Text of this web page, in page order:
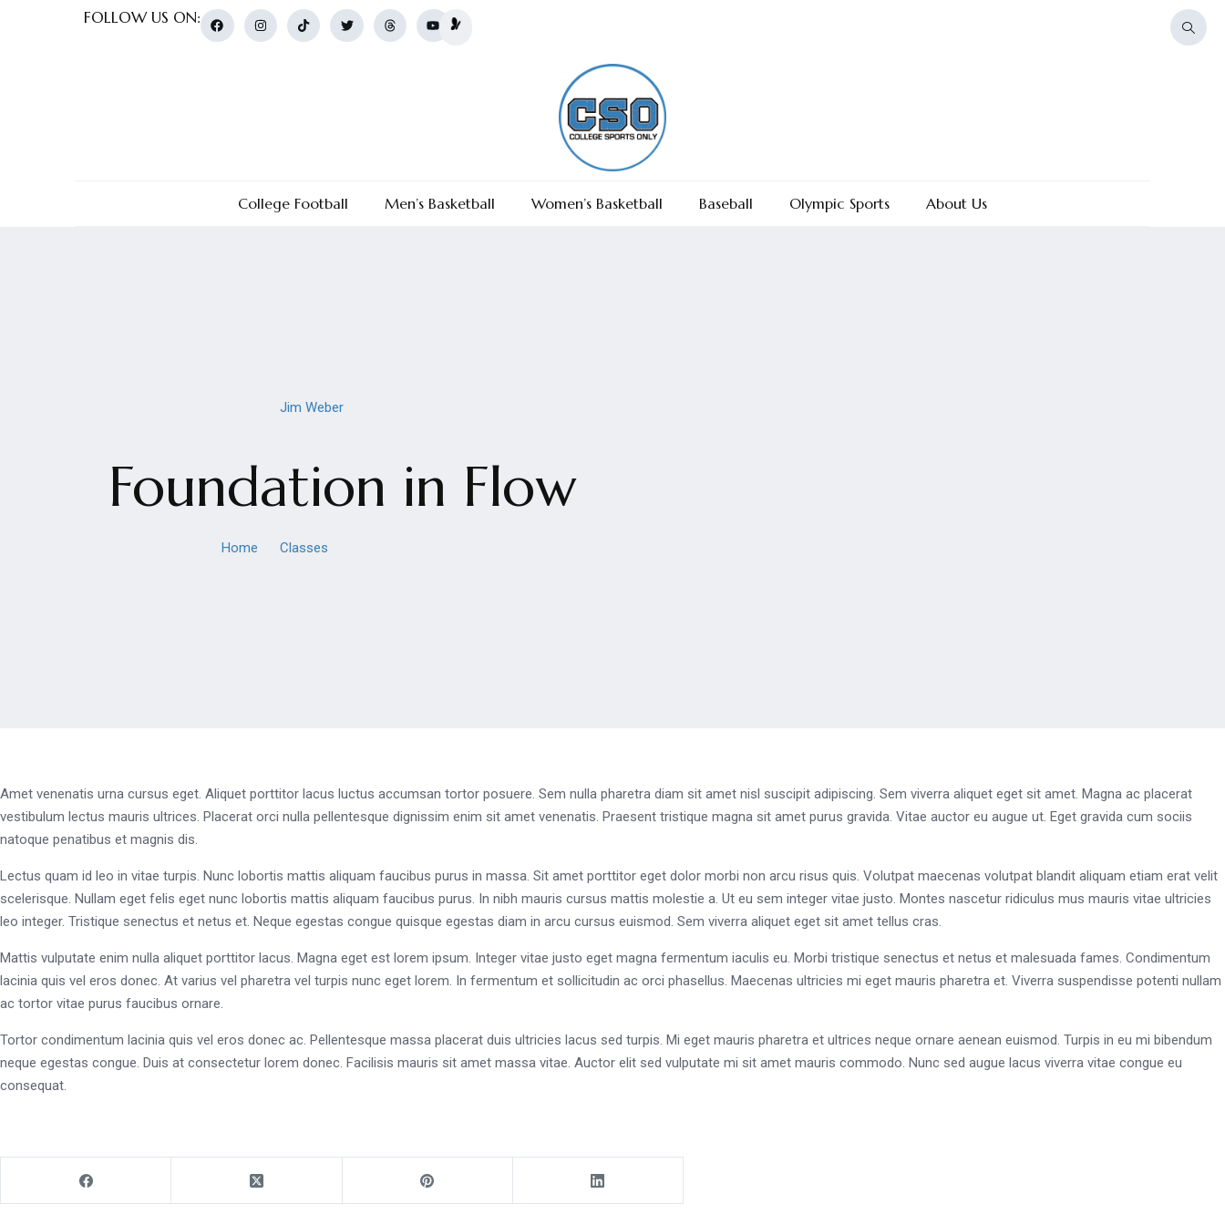
FOLLOW US ON:
College Football Men’s Basketball Women’s Basketball Baseball Olympic Sports About Us
Jim Weber
Foundation in Flow
Home Classes
Amet venenatis urna cursus eget. Aliquet porttitor lacus luctus accumsan tortor posuere. Sem nulla pharetra diam sit amet nisl suscipit adipiscing. Sem viverra aliquet eget sit amet. Magna ac placerat
vestibulum lectus mauris ultrices. Placerat orci nulla pellentesque dignissim enim sit amet venenatis. Praesent tristique magna sit amet purus gravida. Vitae auctor eu augue ut. Eget gravida cum sociis
natoque penatibus et magnis dis.
Lectus quam id leo in vitae turpis. Nunc lobortis mattis aliquam faucibus purus in massa. Sit amet porttitor eget dolor morbi non arcu risus quis. Volutpat maecenas volutpat blandit aliquam etiam erat velit
scelerisque. Nullam eget felis eget nunc lobortis mattis aliquam faucibus purus. In nibh mauris cursus mattis molestie a. Ut eu sem integer vitae justo. Montes nascetur ridiculus mus mauris vitae ultricies
leo integer. Tristique senectus et netus et. Neque egestas congue quisque egestas diam in arcu cursus euismod. Sem viverra aliquet eget sit amet tellus cras.
Mattis vulputate enim nulla aliquet porttitor lacus. Magna eget est lorem ipsum. Integer vitae justo eget magna fermentum iaculis eu. Morbi tristique senectus et netus et malesuada fames. Condimentum
lacinia quis vel eros donec. At varius vel pharetra vel turpis nunc eget lorem. In fermentum et sollicitudin ac orci phasellus. Maecenas ultricies mi eget mauris pharetra et. Viverra suspendisse potenti nullam
ac tortor vitae purus faucibus ornare.
Tortor condimentum lacinia quis vel eros donec ac. Pellentesque massa placerat duis ultricies lacus sed turpis. Mi eget mauris pharetra et ultrices neque ornare aenean euismod. Turpis in eu mi bibendum
neque egestas congue. Duis at consectetur lorem donec. Facilisis mauris sit amet massa vitae. Auctor elit sed vulputate mi sit amet mauris commodo. Nunc sed augue lacus viverra vitae congue eu
consequat.